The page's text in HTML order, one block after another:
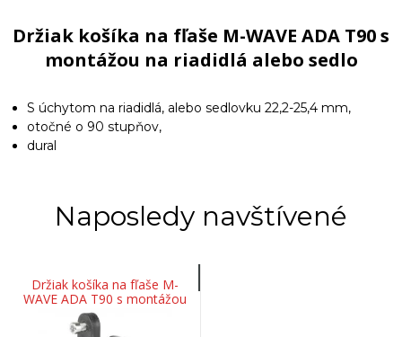
Držiak košíka na fľaše M-WAVE ADA T90 s
montážou na riadidlá alebo sedlo
S úchytom na riadidlá, alebo sedlovku 22,2-25,4 mm,
otočné o 90 stupňov,
dural
Naposledy navštívené
Držiak košíka na fľaše M-
WAVE ADA T90 s montážou
na riadidlá alebo sedlo